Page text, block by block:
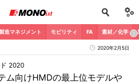
造マネジメント モビリティ FA 素材／化学
2020年2月5日
ム向けHMDの最上位モデルや
2020